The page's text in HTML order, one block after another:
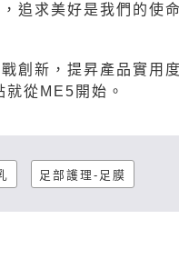
追求美好是我們的使
創新，提昇產品實用
從ME5開始。
足部護理-足膜